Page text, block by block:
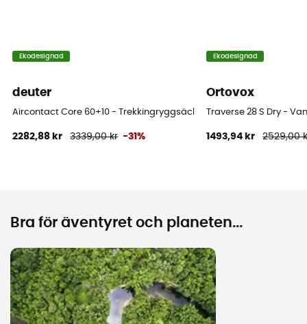
Ekodesignad
deuter
Aircontact Core 60+10 - Trekkingryggsäck - Herr
2282,88 kr 3339,00 kr -31%
Ekodesignad
Ortovox
Traverse 28 S Dry -
1493,94 kr 2529,00
Bra för äventyret och planeten...